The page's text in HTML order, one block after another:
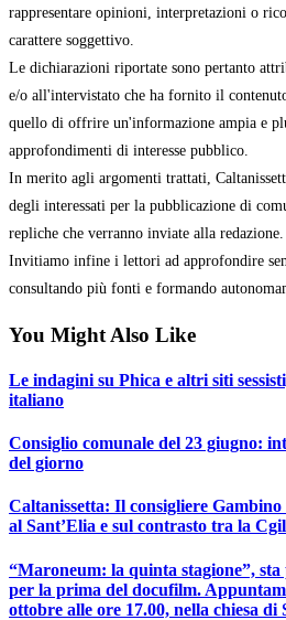
rappresentare opinioni, interpretazioni o
carattere soggettivo.
Le dichiarazioni riportate sono pertanto
e/o all'intervistato che ha fornito il
quello di offrire un'informazione ampia e
approfondimenti di interesse pubblico.
In merito agli argomenti trattati,
degli interessati per la pubblicazione di
repliche che verranno inviate alla redazione.
Invitiamo infine i lettori ad approfondire
consultando più fonti e formando
You Might Also Like
Le indagini su Phica e altri siti
italiano
Consiglio comunale del 23 giugno:
del giorno
Caltanissetta: Il consigliere
al Sant’Elia e sul contrasto tra la
“Maroneum: la quinta stagione”, sta
per la prima del docufilm.
ottobre alle ore 17.00, nella chiesa